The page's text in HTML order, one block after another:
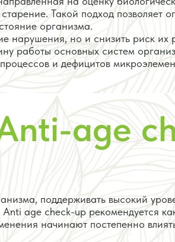
Такой подход позволяет
организма.
нарушения, но и снизить риск их
работы основных систем
и дефицитов
age
поддерживать высокий
Anti age check-up рекомендуется
начинают постепенно